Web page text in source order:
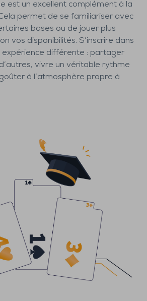
est un excellent complément à la
permet de se familiariser avec
bases ou de jouer plus
vos disponibilités. S’inscrire dans
expérience différente : partager
vivre un véritable rythme
à l’atmosphère propre à